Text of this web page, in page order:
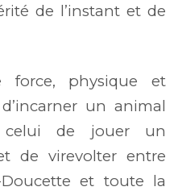
de l’instant et de
physique et
un animal
celui de jouer un
de virevolter entre
et toute la